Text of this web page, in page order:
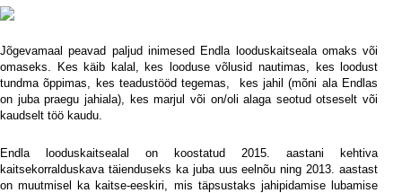
Jõgevamaal peavad paljud inimesed Endla looduskaitseala omaks või
omaseks. Kes käib kalal, kes looduse võlusid nautimas, kes loodust
tundma õppimas, kes teadustööd tegemas,
kes jahil (mõni ala Endlas
on juba praegu jahiala), kes marjul või on/oli alaga seotud otseselt või
kaudselt töö kaudu.
Endla looduskaitsealal on koostatud 2015. aastani kehtiva
kaitsekorralduskava täienduseks ka juba uus eelnõu ning 2013. aastast
on muutmisel ka kaitse-eeskiri, mis täpsustaks jahipidamise lubamise